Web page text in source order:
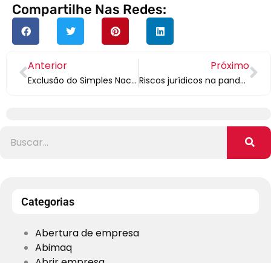
Compartilhe Nas Redes:
Anterior
Exclusão do Simples Nacional – como funciona?
Próximo
Riscos jurídicos na pandemia – como evitar?
Categorias
Abertura de empresa
Abimaq